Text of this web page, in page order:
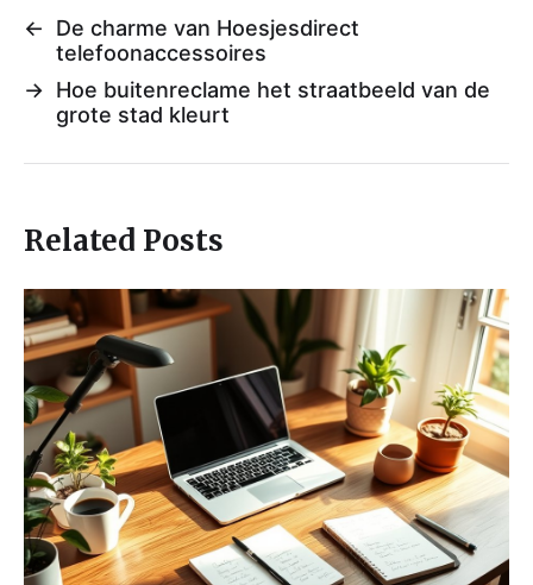
←
De charme van Hoesjesdirect
telefoonaccessoires
→ Hoe buitenreclame het straatbeeld van de
grote stad kleurt
Related Posts